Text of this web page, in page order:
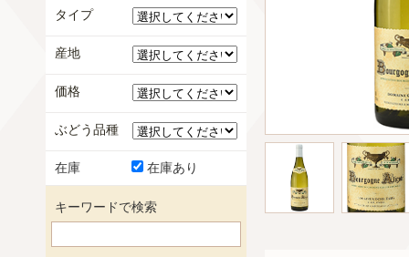
タイプ
産地
価格
ぶどう品種
在庫 在庫あり
キーワードで検索